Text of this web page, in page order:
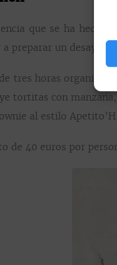
que se ha
a preparar un
tres horas
tortitas con
al estilo Apetito’H.
de 40 euros por